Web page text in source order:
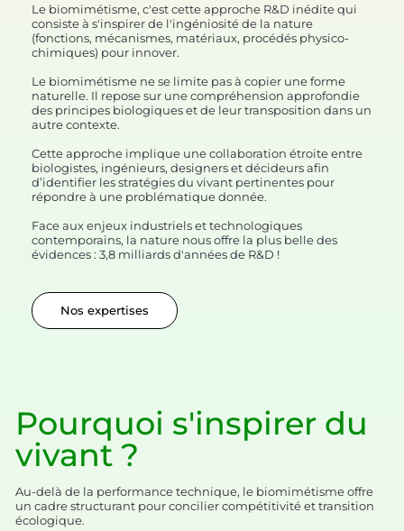
Le biomimétisme, c'est cette approche R&D inédite qui
consiste à s'inspirer de l'ingéniosité de la nature
(fonctions, mécanismes, matériaux, procédés physico-
chimiques) pour innover.
Le biomimétisme ne se limite pas à copier une forme
naturelle. Il repose sur une compréhension approfondie
des principes biologiques et de leur transposition dans un
autre contexte.
Cette approche implique une collaboration étroite entre
biologistes, ingénieurs, designers et décideurs afin
d’identifier les stratégies du vivant pertinentes pour
répondre à une problématique donnée.
Face aux enjeux industriels et technologiques
contemporains, la nature nous offre la plus belle des
évidences : 3,8 milliards d'années de R&D !
Nos expertises
Pourquoi s'inspirer du
vivant ?
Au-delà de la performance technique, le biomimétisme offre
un cadre structurant pour concilier compétitivité et transition
écologique.